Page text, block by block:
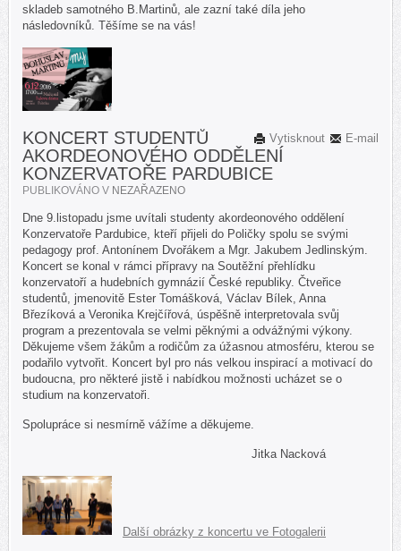
skladeb samotného B.Martinů, ale zazní také díla jeho
následovníků. Těšíme se na vás!
E-mail
Vytisknout
KONCERT STUDENTŮ
AKORDEONOVÉHO ODDĚLENÍ
KONZERVATOŘE PARDUBICE
PUBLIKOVÁNO V NEZAŘAZENO
Dne 9.listopadu jsme uvítali studenty akordeonového oddělení
Konzervatoře Pardubice, kteří přijeli do Poličky spolu se svými
pedagogy prof. Antonínem Dvořákem a Mgr. Jakubem Jedlinským.
Koncert se konal v rámci přípravy na Soutěžní přehlídku
konzervatoří a hudebních gymnázií České republiky. Čtveřice
studentů, jmenovitě Ester Tomášková, Václav Bílek, Anna
Březíková a Veronika Krejčířová, úspěšně interpretovala svůj
program a prezentovala se velmi pěknými a odvážnými výkony.
Děkujeme všem žákům a rodičům za úžasnou atmosféru, kterou se
podařilo vytvořit. Koncert byl pro nás velkou inspirací a motivací do
budoucna, pro některé jistě i nabídkou možnosti ucházet se o
studium na konzervatoři.
Spolupráce si nesmírně vážíme a děkujeme.
Jitka Nacková
Další obrázky z koncertu ve Fotogalerii